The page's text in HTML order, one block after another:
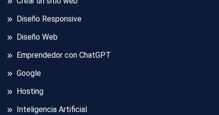
Diseño Responsive
Diseño Web
Emprendedor con ChatGPT
Google
Hosting
Inteligencia Artificial